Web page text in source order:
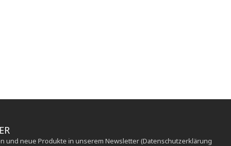
und neue Produkte in unserem Newsletter (Datenschutzerklärung